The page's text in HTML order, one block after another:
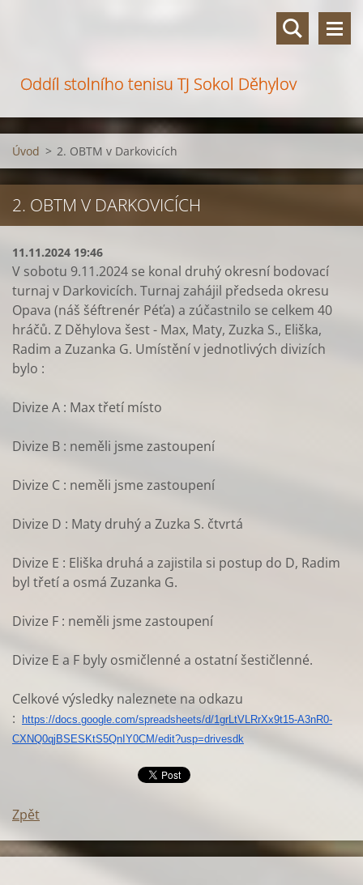
Oddíl stolního tenisu TJ Sokol Děhylov
Úvod > 2. OBTM v Darkovicích
2. OBTM V DARKOVICÍCH
11.11.2024 19:46
V sobotu 9.11.2024 se konal druhý okresní bodovací
turnaj v Darkovicích. Turnaj zahájil předseda okresu
Opava (náš šéftrenér Péťa) a zúčastnilo se celkem 40
hráčů. Z Děhylova šest - Max, Maty, Zuzka S., Eliška,
Radim a Zuzanka G. Umístění v jednotlivých divizích
bylo :
Divize A : Max třetí místo
Divize B : neměli jsme zastoupení
Divize C : neměli jsme zastoupení
Divize D : Maty druhý a Zuzka S. čtvrtá
Divize E : Eliška druhá a zajistila si postup do D, Radim
byl třetí a osmá Zuzanka G.
Divize F : neměli jsme zastoupení
Divize E a F byly osmičlenné a ostatní šestičlenné.
Celkové výsledky naleznete na odkazu
:
https://docs.google.com/spreadsheets/d/1grLtVLRrXx9t15-A3nR0-
CXNQ0qjBSESKtS5QnIY0CM/edit?usp=drivesdk
Zpět